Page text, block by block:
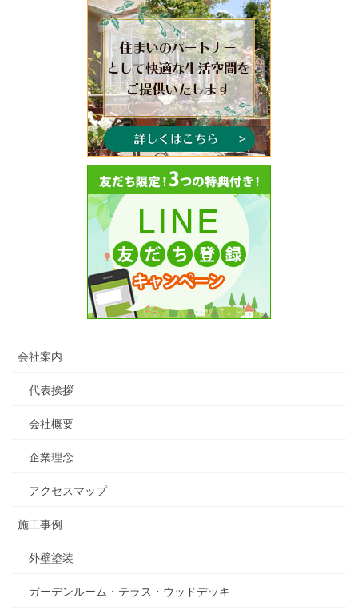
会社案内
代表挨拶
会社概要
企業理念
アクセスマップ
施工事例
外壁塗装
ガーデンルーム・テラス・ウッドデッキ